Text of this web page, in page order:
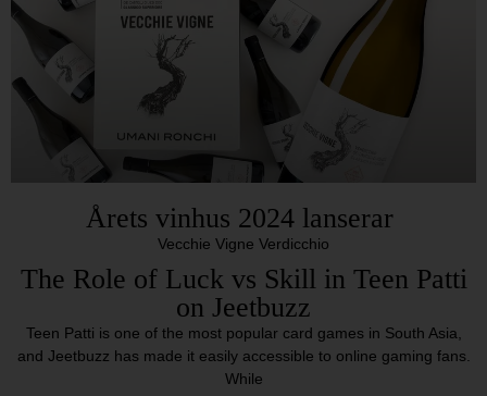
Årets vinhus 2024 lanserar
Vecchie Vigne Verdicchio
The Role of Luck vs Skill in Teen Patti
on Jeetbuzz
Teen Patti is one of the most popular card games in South Asia,
and Jeetbuzz has made it easily accessible to online gaming fans.
While